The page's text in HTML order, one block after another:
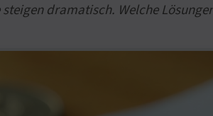
dramatisch. Welche